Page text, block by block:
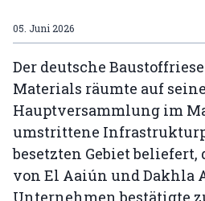
05. Juni 2026
Der deutsche
Materials räumte auf
Hauptversammlung im
umstrittene
besetzten Gebiet
von El Aaiún und Dakhla